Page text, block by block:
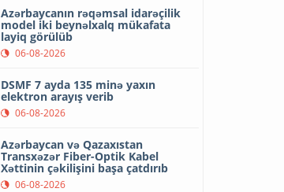
Azərbaycanın rəqəmsal idarəçilik
model iki beynəlxalq mükafata
layiq görülüb
06-08-2026
DSMF 7 ayda 135 minə yaxın
elektron arayış verib
06-08-2026
Azərbaycan və Qazaxıstan
Transxəzər Fiber-Optik Kabel
Xəttinin çəkilişini başa çatdırıb
06-08-2026